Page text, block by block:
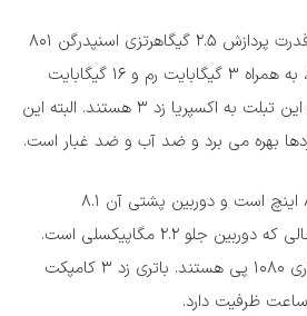
پردازنده چهار هسته ای با قدرت پردازش 2.5 گیگاهرتزی اسنپدرگن 801
و چیپ گرافیکی آدرنو 330، به همراه 3 گیگابایت رم و 16 گیگابایت
حافظه داخلی وجوه تشابه این تبلت به اکسپریا زد 3 هستند. البته این
بهره می برد و ضد آب و ضد غبار است.
صفحه نمایش این تبلت 8 اینچ است و دوربین پشتی آن 8.1
مگاپیکسل قدرت دارد در حالی که دوربین جلو 2.2 مگاپیکسلی است.
البته هر دو قادر به فیلمبرداری 1080 پی هستند. باتری زد 3 کامپکت